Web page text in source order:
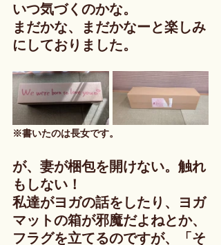
いつ気づくのかな。
まだかな、まだかなーと楽しみ
にしておりました。
※書いたのは長女です。
が、妻が梱包を開けない。触れ
もしない！
私達がヨガの話をしたり、ヨガ
マットの箱が邪魔だよねとか、
フラグを立てるのですが、「そ